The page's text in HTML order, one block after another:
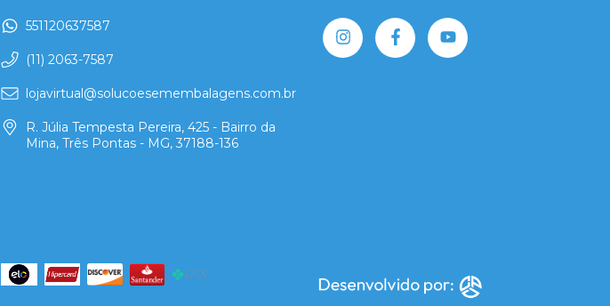
551120637587
(11) 2063-7587
lojavirtual@solucoesemembalagens.com.br
R. Júlia Tempesta Pereira, 425 - Bairro da
Mina, Três Pontas - MG, 37188-136